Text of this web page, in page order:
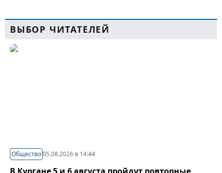
ВЫБОР ЧИТАТЕЛЕЙ
Общество05.08.2026 в 14:44